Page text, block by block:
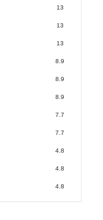
13
13
13
8.9
8.9
8.9
7.7
7.7
4.8
4.8
4.8